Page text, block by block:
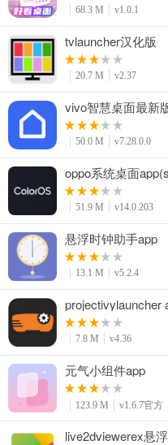
68.3 M v1.0.1
tvlauncher汉化版
20.7 M v2.37
vivo智慧桌面最新
50.0 M v7.28.0.0
oppo系统桌面
51.9 M v14.0.203
悬浮时钟助手app
13.1 M v5.2.4
projectivylauncher
7.8 M v4.36
元气小组件app
123.9 M v1.6.7官方
live2dviewerex悬